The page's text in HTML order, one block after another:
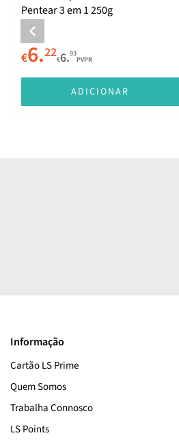
Pentear 3 em 1 250g
€6.22€6.93
PVPR
ADICIONAR
Informação
Cartão LS Prime
Quem Somos
Trabalha Connosco
LS Points